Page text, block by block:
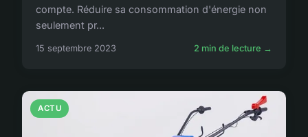
compte. Réduire sa consommation d'énergie non
seulement pr...
15 septembre 2023 2 min de lecture →
ACTU